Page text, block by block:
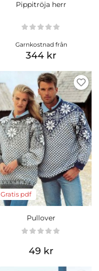
Pippitröja herr
Garnkostnad från
344 kr
Gratis pdf
Pullover
49 kr